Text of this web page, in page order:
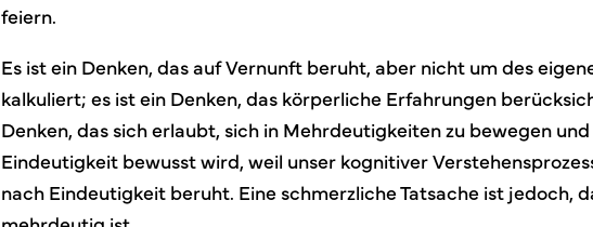
feiern.
Es ist ein Denken, das auf Vernunft beruht, aber nicht um des
kalkuliert; es ist ein Denken, das körperliche Erfahrungen
Denken, das sich erlaubt, sich in Mehrdeutigkeiten zu bewegen
Eindeutigkeit bewusst wird, weil unser kognitiver
nach Eindeutigkeit beruht. Eine schmerzliche Tatsache ist jedoch,